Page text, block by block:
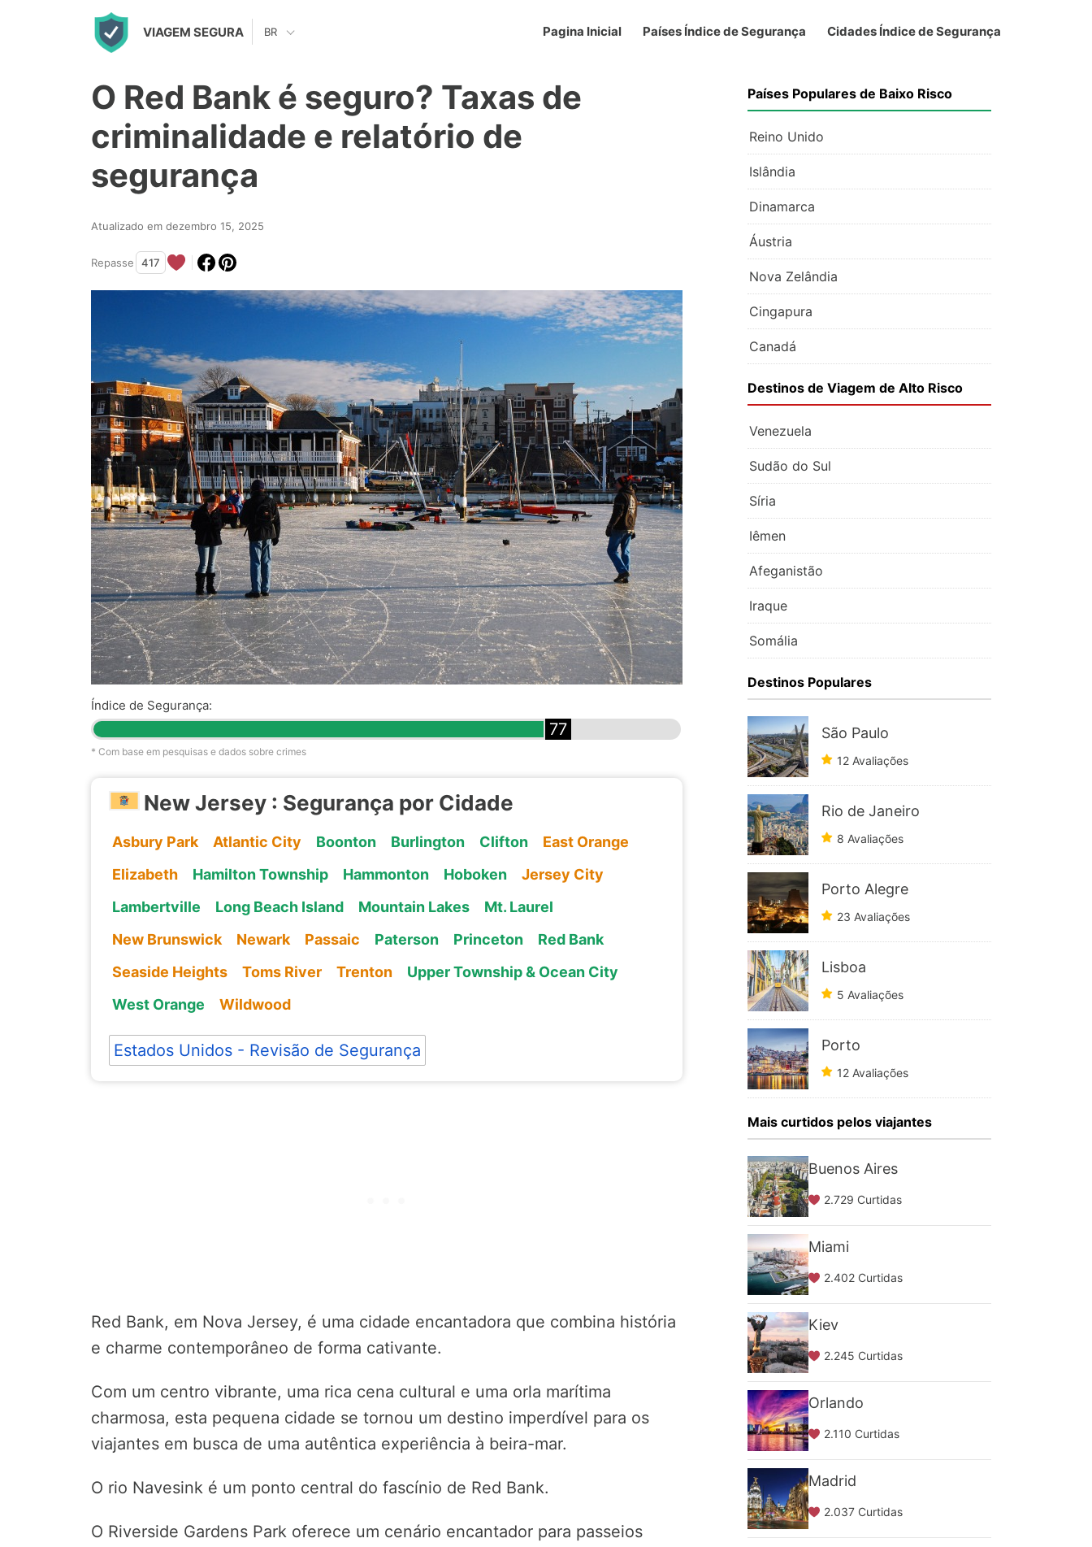
VIAGEM SEGURA Pagina Inicial Países Índice de Segurança Cidades Índice de Segurança
BR
O Red Bank é seguro? Taxas de
criminalidade e relatório de
segurança
Atualizado em dezembro 15, 2025
Repasse 417
Índice de Segurança:
77
* Com base em pesquisas e dados sobre crimes
New Jersey : Segurança por Cidade
Asbury Park Atlantic City Boonton Burlington Clifton
East Orange
Elizabeth
Hamilton Township Hammonton Hoboken
Jersey City
Lambertville
Long Beach Island Mountain Lakes
Mt. Laurel
New Brunswick
Newark Passaic Paterson Princeton
Red Bank
Seaside Heights
Toms River Trenton
Upper Township & Ocean City
West Orange
Wildwood
Estados Unidos - Revisão de Segurança
Red Bank, em Nova Jersey, é uma cidade encantadora que combina história
e charme contemporâneo de forma cativante.
Com um centro vibrante, uma rica cena cultural e uma orla marítima
charmosa, esta pequena cidade se tornou um destino imperdível para os
viajantes em busca de uma autêntica experiência à beira-mar.
O rio Navesink é um ponto central do fascínio de Red Bank.
O Riverside Gardens Park oferece um cenário encantador para passeios
Países Populares de Baixo Risco
Reino Unido
Islândia
Dinamarca
Áustria
Nova Zelândia
Cingapura
Canadá
Destinos de Viagem de Alto Risco
Venezuela
Sudão do Sul
Síria
Iêmen
Afeganistão
Iraque
Somália
Destinos Populares
São Paulo
12 Avaliações
Rio de Janeiro
8 Avaliações
Porto Alegre
23 Avaliações
Lisboa
5 Avaliações
Porto
12 Avaliações
Mais curtidos pelos viajantes
Buenos Aires
2.729 Curtidas
Miami
2.402 Curtidas
Kiev
2.245 Curtidas
Orlando
2.110 Curtidas
Madrid
2.037 Curtidas